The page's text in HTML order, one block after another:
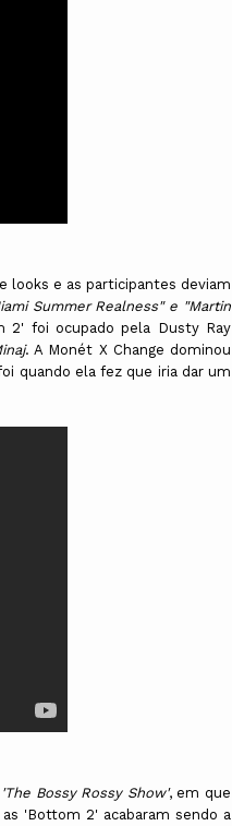
looks e as participantes deviam
Summer Realness" e "Martin
2' foi ocupado pela Dusty Ray
. A Monét X Change dominou
quando ela fez que iria dar um
'The Bossy Rossy Show', em que
'Bottom 2' acabaram sendo a